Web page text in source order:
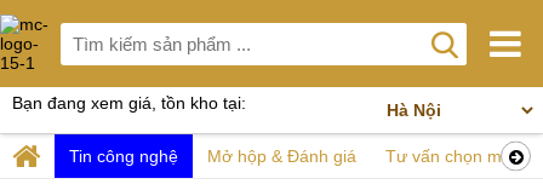
Bạn đang xem giá, tồn kho tại:
Tin công nghệ Mở hộp & Đánh giá Tư vấn chọn mua